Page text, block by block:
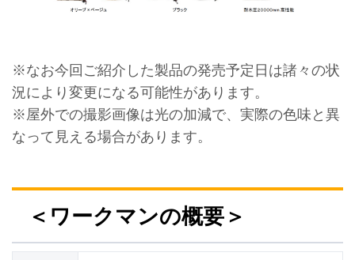
※なお今回ご紹介した製品の発売予定日は諸々の状
況により変更になる可能性があります。
※屋外での撮影画像は光の加減で、実際の色味と異
なって見える場合があります。
＜ワークマンの概要＞